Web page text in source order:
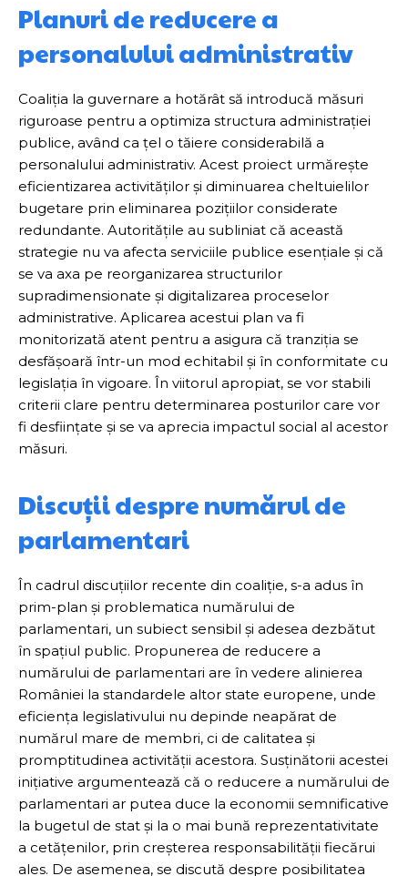
Planuri de reducere a
personalului administrativ
Coaliția la guvernare a hotărât să introducă măsuri
riguroase pentru a optimiza structura administrației
publice, având ca țel o tăiere considerabilă a
personalului administrativ. Acest proiect urmărește
eficientizarea activităților și diminuarea cheltuielilor
bugetare prin eliminarea pozițiilor considerate
redundante. Autoritățile au subliniat că această
strategie nu va afecta serviciile publice esențiale și că
se va axa pe reorganizarea structurilor
supradimensionate și digitalizarea proceselor
administrative. Aplicarea acestui plan va fi
monitorizată atent pentru a asigura că tranziția se
desfășoară într-un mod echitabil și în conformitate cu
legislația în vigoare. În viitorul apropiat, se vor stabili
criterii clare pentru determinarea posturilor care vor
fi desființate și se va aprecia impactul social al acestor
măsuri.
Discuții despre numărul de
parlamentari
În cadrul discuțiilor recente din coaliție, s-a adus în
prim-plan și problematica numărului de
parlamentari, un subiect sensibil și adesea dezbătut
în spațiul public. Propunerea de reducere a
numărului de parlamentari are în vedere alinierea
României la standardele altor state europene, unde
eficiența legislativului nu depinde neapărat de
numărul mare de membri, ci de calitatea și
promptitudinea activității acestora. Susținătorii acestei
inițiative argumentează că o reducere a numărului de
parlamentari ar putea duce la economii semnificative
la bugetul de stat și la o mai bună reprezentativitate
a cetățenilor, prin creșterea responsabilității fiecărui
ales. De asemenea, se discută despre posibilitatea